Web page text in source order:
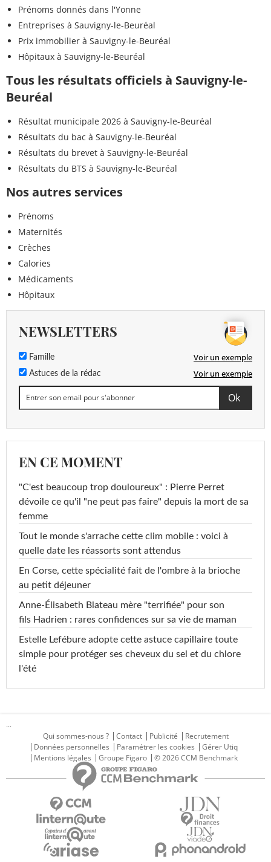
Prénoms donnés dans l'Yonne
Entreprises à Sauvigny-le-Beuréal
Prix immobilier à Sauvigny-le-Beuréal
Hôpitaux à Sauvigny-le-Beuréal
Tous les résultats officiels à Sauvigny-le-
Beuréal
Résultat municipale 2026 à Sauvigny-le-Beuréal
Résultats du bac à Sauvigny-le-Beuréal
Résultats du brevet à Sauvigny-le-Beuréal
Résultats du BTS à Sauvigny-le-Beuréal
Nos autres services
Prénoms
Maternités
Crèches
Calories
Médicaments
Hôpitaux
NEWSLETTERS
Famille Voir un exemple
Astuces de la rédac Voir un exemple
EN CE MOMENT
"C'est beaucoup trop douloureux" : Pierre Perret
dévoile ce qu'il "ne peut pas faire" depuis la mort de sa
femme
Tout le monde s'arrache cette clim mobile : voici à
quelle date les réassorts sont attendus
En Corse, cette spécialité fait de l'ombre à la brioche
au petit déjeuner
Anne-Élisabeth Blateau mère "terrifiée" pour son
fils Hadrien : rares confidences sur sa vie de maman
Estelle Lefébure adopte cette astuce capillaire toute
simple pour protéger ses cheveux du sel et du chlore
l'été
...
Qui sommes-nous ?
Contact Publicité
Recrutement
Données personnelles
Paramétrer les cookies
Gérer Utiq
Mentions légales
Groupe Figaro © 2026 CCM Benchmark